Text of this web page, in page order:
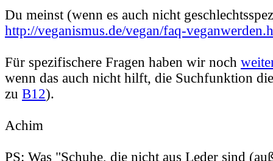
Du meinst (wenn es auch nicht
http://veganismus.de/vegan/faq-
Für spezifischere Fragen haben wir noch
wenn das auch nicht hilft, die Suchfunktion
zu B12).
Achim
PS: Was "Schuhe, die nicht aus Leder sind